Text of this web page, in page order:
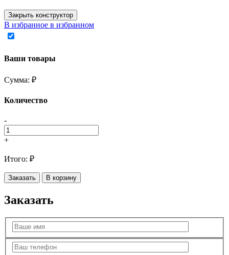
Закрыть конструктор
В избранное в избранном
Ваши товары
Сумма: ₽
Количество
-
+
Итого: ₽
Заказать В корзину
Заказать